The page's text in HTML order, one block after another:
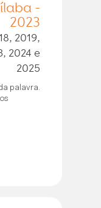
-
2023
2019,
2024 e
2025
palavra.